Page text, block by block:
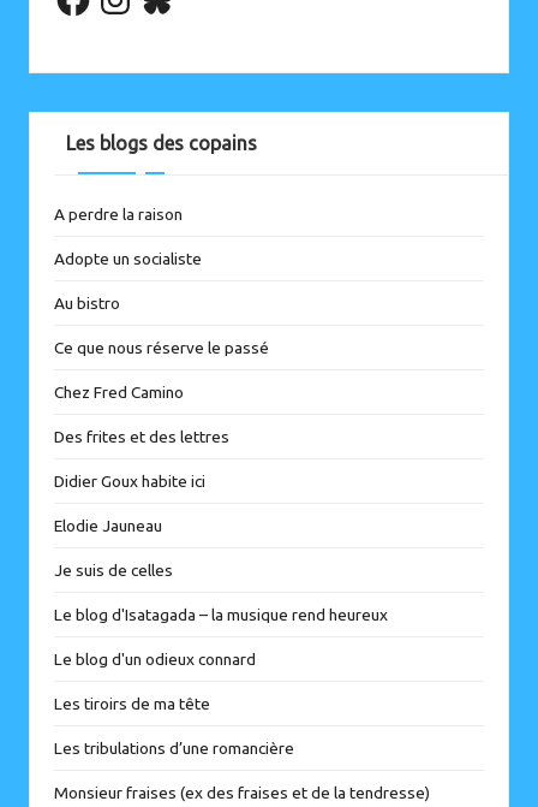
Les blogs des copains
A perdre la raison
Adopte un socialiste
Au bistro
Ce que nous réserve le passé
Chez Fred Camino
Des frites et des lettres
Didier Goux habite ici
Elodie Jauneau
Je suis de celles
Le blog d'Isatagada – la musique rend heureux
Le blog d'un odieux connard
Les tiroirs de ma tête
Les tribulations d’une romancière
Monsieur fraises (ex des fraises et de la tendresse)